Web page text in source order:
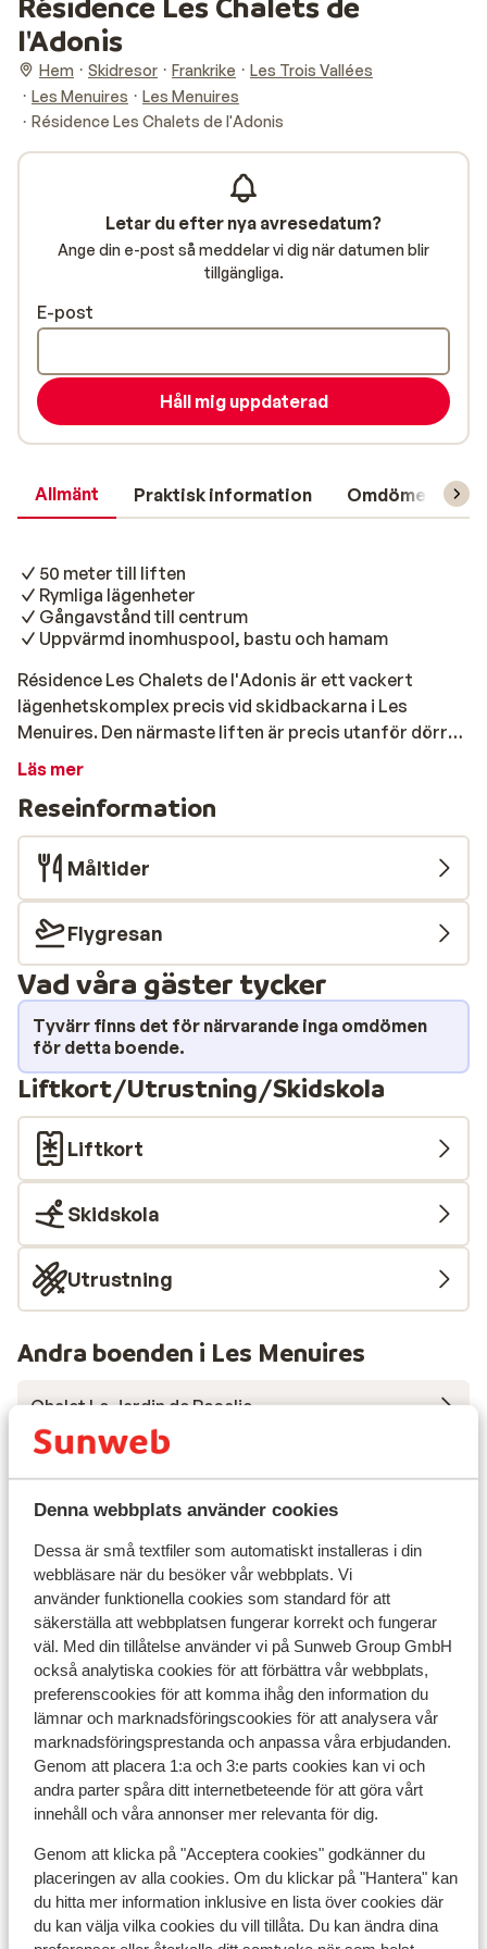
Denna webbplats använder cookies
Dessa är små textfiler som automatiskt installeras i din
webbläsare när du besöker vår webbplats. Vi
använder funktionella cookies som standard för att
säkerställa att webbplatsen fungerar korrekt och fungerar
väl. Med din tillåtelse använder vi på Sunweb Group GmbH
också analytiska cookies för att förbättra vår webbplats,
preferenscookies för att komma ihåg den information du
lämnar och marknadsföringscookies för att analysera vår
marknadsföringsprestanda och anpassa våra erbjudanden.
Genom att placera 1:a och 3:e parts cookies kan vi och
andra parter spåra ditt internetbeteende för att göra vårt
innehåll och våra annonser mer relevanta för dig.
Genom att klicka på "Acceptera cookies" godkänner du
placeringen av alla cookies. Om du klickar på "Hantera" kan
du hitta mer information inklusive en lista över cookies där
du kan välja vilka cookies du vill tillåta. Du kan ändra dina
l'Adonis
Hem Skidresor Frankrike
Les Trois Vallées
Les Menuires
Les Menuires
Résidence Les Chalets de l'Adonis
Allmänt Praktisk information Omdömen
50 meter till liften
Rymliga lägenheter
Gångavstånd till centrum
Uppvärmd inomhuspool, bastu och hamam
Résidence Les Chalets de l'Adonis är ett vackert
lägenhetskomplex precis vid skidbackarna i Les
Menuires. Den närmaste liften är precis utanför dörren
och det mysiga centrum, där du hittar många trevliga
bort. Lägenheterna i Résidence Les Chalets de l'Adonis
är rymliga och mysiga. Efter en dag i backen kan du
koppla av i den uppvärmda poolen, bastun eller hamam.
Färska croissanter till nästa dag beställer du enkelt i
receptionen med hjälp av brödservicen. Så kan din dag
börja!
Läs mer
Reseinformation
Måltider
Flygresan
Vad våra gäster tycker
Tyvärr finns det för närvarande inga omdömen
för detta boende.
Liftkort/Utrustning/Skidskola
Liftkort
Skidskola
Utrustning
Letar du efter nya avresedatum?
Ange din e-post så meddelar vi dig när datumen blir
tillgängliga.
E-post
Håll mig uppdaterad
Andra boenden i Les Menuires
Chalet Le Jardin de Rosalie
Résidence Pierre et Vacances Aconit
Résidence Montagnettes Le Hameau de la
Sapinière - Extra lägenheter
Résidence Les Clarines - Specialpris
Résidences Les Clarines
Village Club du Soleil Les Menuires
Résidence Club MMV Le Coeur des Loges -